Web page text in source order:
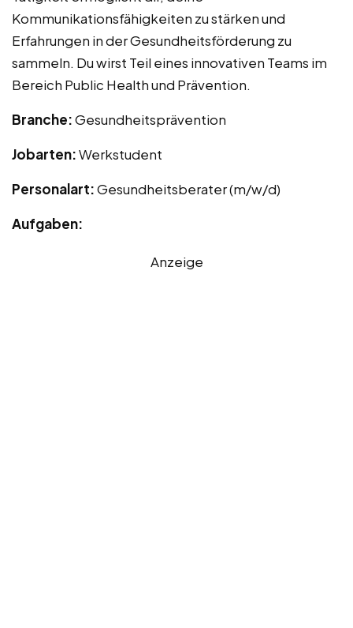
Kommunikationsfähigkeiten zu stärken und
Erfahrungen in der Gesundheitsförderung zu
sammeln. Du wirst Teil eines innovativen Teams im
Bereich Public Health und Prävention.
Branche:Gesundheitsprävention
Jobarten:Werkstudent
Personalart:Gesundheitsberater (m/w/d)
Aufgaben:
Anzeige